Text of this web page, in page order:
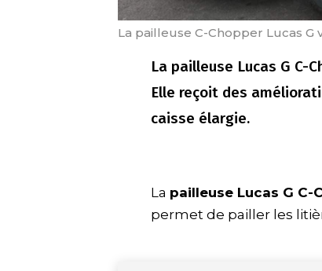
La pailleuse C-Chopper Lucas
La pailleuse Lucas G C-
Elle reçoit des
caisse élargie.
La pailleuse Lucas G C-
permet de pailler les